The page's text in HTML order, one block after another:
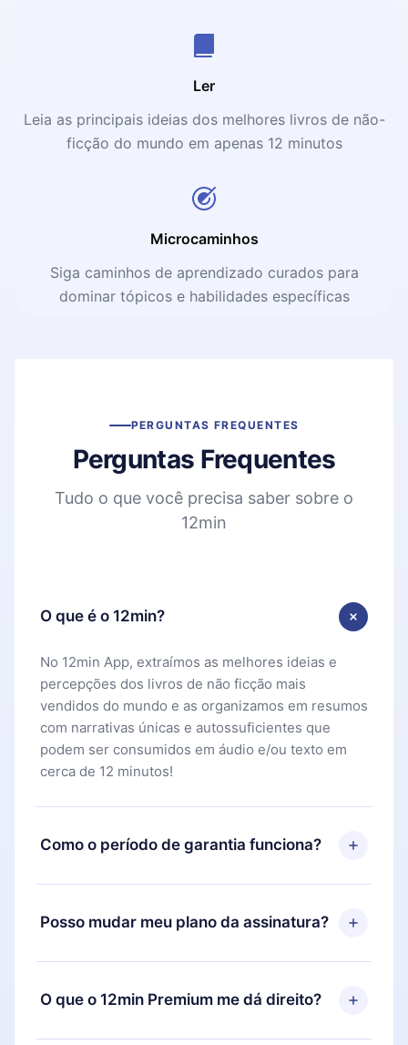
Ler
Leia as principais ideias dos melhores livros de não-
ficção do mundo em apenas 12 minutos
Microcaminhos
Siga caminhos de aprendizado curados para
dominar tópicos e habilidades específicas
PERGUNTAS FREQUENTES
Perguntas Frequentes
Tudo o que você precisa saber sobre o
12min
O que é o 12min?
No 12min App, extraímos as melhores ideias e
percepções dos livros de não ficção mais
vendidos do mundo e as organizamos em resumos
com narrativas únicas e autossuficientes que
podem ser consumidos em áudio e/ou texto em
cerca de 12 minutos!
Como o período de garantia funciona?
Você pode baixar nosso aplicativo e começar a
aproveitar nossa biblioteca. Se por algum motivo
não ficar satisfeito com nossa plataforma, basta
e solicitar o reembolso do valor. Você receberá
Posso mudar meu plano da assinatura?
Sim, mas a mudança só se aplicará a partir do
próximo período de cobrança. Por exemplo, se
você decidiu mudar sua assinatura mensal para
O que o 12min Premium me dá direito?